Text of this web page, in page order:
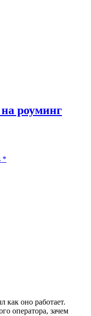
роуминг
*
как оно работает.
оператора, зачем